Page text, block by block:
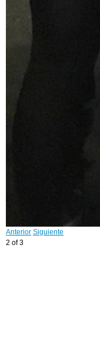
Anterior Siguiente
2 of 3